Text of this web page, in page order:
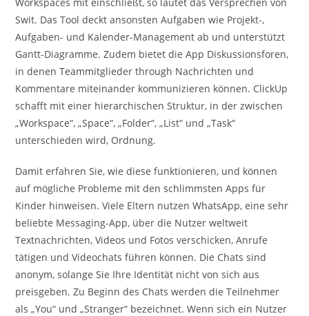
Swit. Das Tool deckt ansonsten Aufgaben wie Projekt-,
Aufgaben- und Kalender-Management ab und unterstützt
Gantt-Diagramme. Zudem bietet die App Diskussionsforen,
in denen Teammitglieder through Nachrichten und
Kommentare miteinander kommunizieren können. ClickUp
schafft mit einer hierarchischen Struktur, in der zwischen
„Workspace“, „Space“, „Folder“, „List“ und „Task“
unterschieden wird, Ordnung.
Damit erfahren Sie, wie diese funktionieren, und können
auf mögliche Probleme mit den schlimmsten Apps für
Kinder hinweisen. Viele Eltern nutzen WhatsApp, eine sehr
beliebte Messaging-App, über die Nutzer weltweit
Textnachrichten, Videos und Fotos verschicken, Anrufe
tätigen und Videochats führen können. Die Chats sind
anonym, solange Sie Ihre Identität nicht von sich aus
preisgeben. Zu Beginn des Chats werden die Teilnehmer
als „You“ und „Stranger“ bezeichnet. Wenn sich ein Nutzer